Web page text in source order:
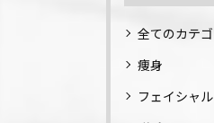
全てのカテ
痩身
フェイシャル